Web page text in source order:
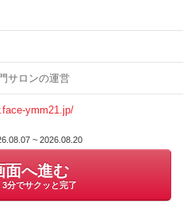
に寄り添い続けたいと考えていま
かな身体作り」に情熱を注いでく
■□
頑張りがダイレクトに反映される報
価設定を行っているため、1日2万円
サロンの運営
ymm21.jp/
~ 2026.08.20
面へ進む
3分でサクッと完了